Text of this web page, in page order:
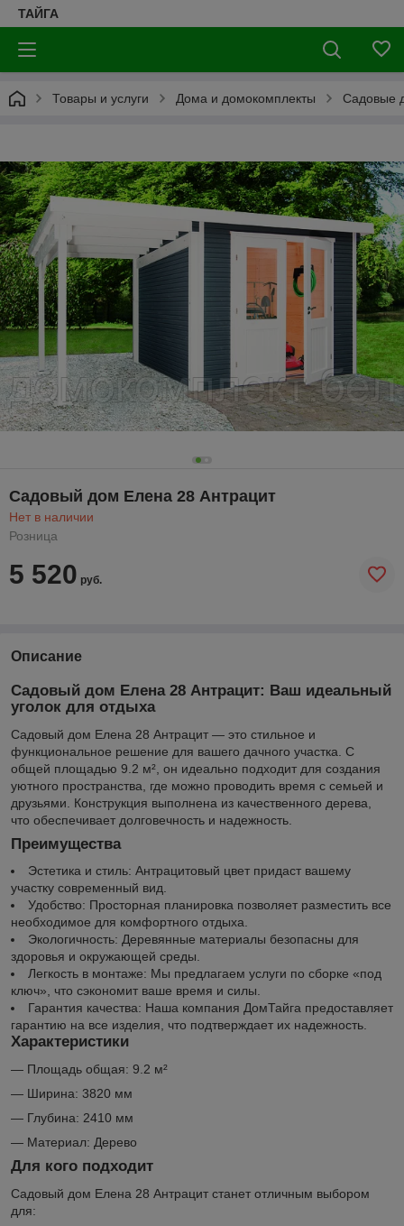
ТАЙГА
Товары и услуги Дома и домокомплекты Садовые
Садовый дом Елена 28 Антрацит
Нет в наличии
Розница
5 520 руб.
Описание
Садовый дом Елена 28 Антрацит: Ваш идеальный
уголок для отдыха
Садовый дом Елена 28 Антрацит — это стильное и
функциональное решение для вашего дачного участка. С
общей площадью 9.2 м², он идеально подходит для создания
уютного пространства, где можно проводить время с семьей и
друзьями. Конструкция выполнена из качественного дерева,
что обеспечивает долговечность и надежность.
Преимущества
Эстетика и стиль: Антрацитовый цвет придаст вашему
участку современный вид.
Удобство: Просторная планировка позволяет разместить все
необходимое для комфортного отдыха.
Экологичность: Деревянные материалы безопасны для
здоровья и окружающей среды.
Легкость в монтаже: Мы предлагаем услуги по сборке «под
ключ», что сэкономит ваше время и силы.
Гарантия качества: Наша компания ДомТайга предоставляет
гарантию на все изделия, что подтверждает их надежность.
Характеристики
— Площадь общая: 9.2 м²
— Ширина: 3820 мм
— Глубина: 2410 мм
— Материал: Дерево
Для кого подходит
Садовый дом Елена 28 Антрацит станет отличным выбором
для: